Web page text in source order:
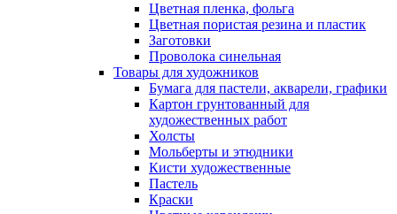
Цветная пленка, фольга
Цветная пористая резина и пластик
Заготовки
Проволока синельная
Товары для художников
Бумага для пастели, акварели, графики
Картон грунтованный для
художественных работ
Холсты
Мольберты и этюдники
Кисти художественные
Пастель
Краски